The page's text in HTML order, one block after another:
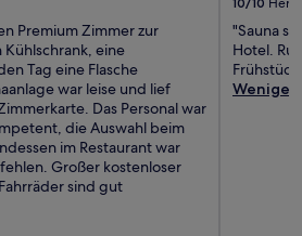
Premium Zimmer zur
Kühlschrank, eine
Tag eine Flasche
war leise und lief
Das Personal war
die Auswahl beim
im Restaurant war
Großer kostenloser
sind gut
"Sauna
Hotel.
Weniger